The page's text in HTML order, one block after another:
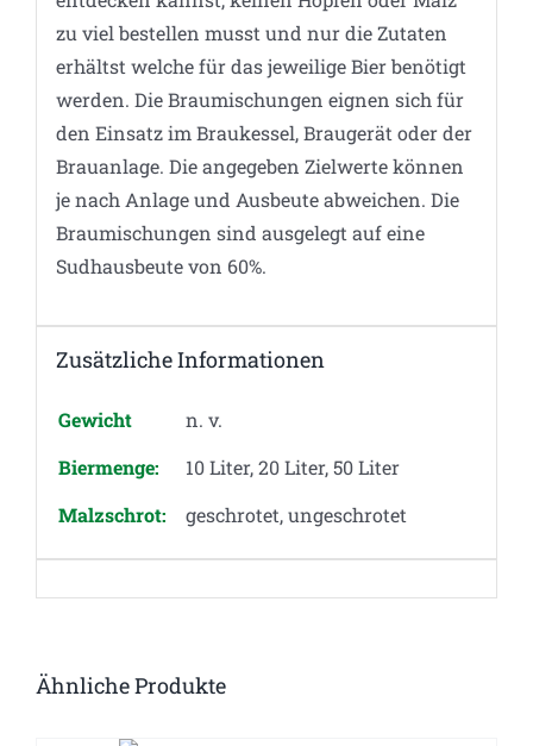
zu viel bestellen musst und nur die Zutaten
erhältst welche für das jeweilige Bier benötigt
werden. Die Braumischungen eignen sich für
den Einsatz im Braukessel, Braugerät oder der
Brauanlage. Die angegeben Zielwerte können
je nach Anlage und Ausbeute abweichen. Die
Braumischungen sind ausgelegt auf eine
Sudhausbeute von 60%.
Zusätzliche Informationen
Gewicht
n. v.
Biermenge:
10 Liter, 20 Liter, 50 Liter
Malzschrot:
geschrotet, ungeschrotet
Ähnliche Produkte